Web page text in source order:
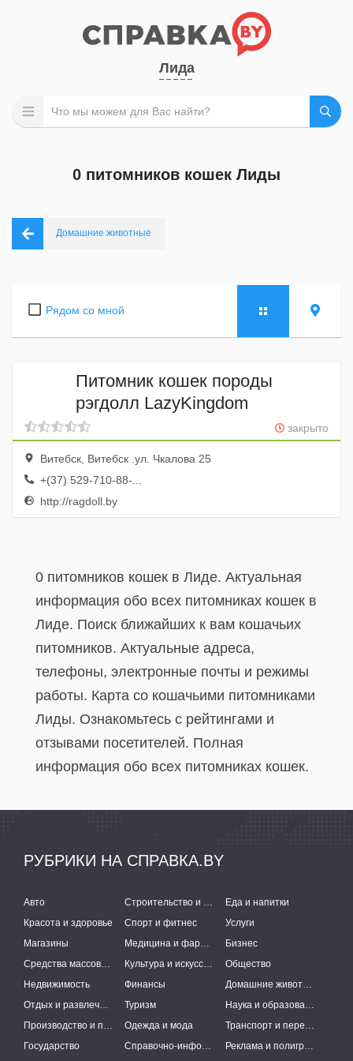
Лида
0 питомников кошек Лиды
Домашние животные
Рядом со мной
Питомник кошек породы
рэгдолл LazyKingdom
закрыто
Витебск, Витебск .ул. Чкалова 25
+(37) 529-710-88-...
http://ragdoll.by
0 питомников кошек в Лиде. Актуальная
информация обо всех питомниках кошек в
Лиде. Поиск ближайших к вам кошачьих
питомников. Актуальные адреса,
телефоны, электронные почты и режимы
работы. Карта со кошачьими питомниками
Лиды. Ознакомьтесь с рейтингами и
отзывами посетителей. Полная
информация обо всех питомниках кошек.
РУБРИКИ НА СПРАВКА.BY
Авто Строительство и ремонт
Еда и напитки
Красота и здоровье
Спорт и фитнес
Услуги
Магазины
Медицина и фармацевтика
Бизнес
Средства массовой информации
Культура и искусство
Общество
Недвижимость
Финансы
Домашние животные
Отдых и развлечения
Туризм
Наука и образование
Производство и поставки
Одежда и мода
Транспорт и перевозки
Государство
Справочно-информационные системы Реклама и полиграфия